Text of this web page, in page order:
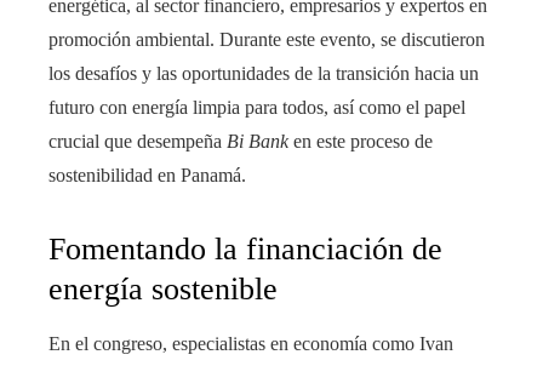
energética, al sector financiero, empresarios y expertos en
promoción ambiental. Durante este evento, se discutieron
los desafíos y las oportunidades de la transición hacia un
futuro con energía limpia para todos, así como el papel
crucial que desempeña Bi Banken este proceso de
sostenibilidad en Panamá.
Fomentando la financiación de
energía sostenible
En el congreso, especialistas en economía como Ivan